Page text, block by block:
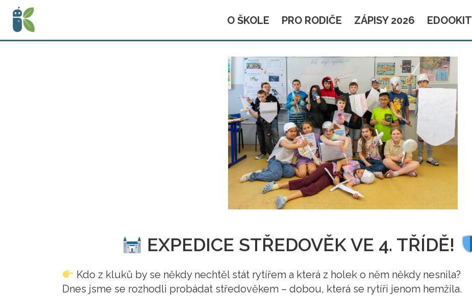
O ŠKOLE PRO RODIČE ZÁPISY 2026 EDOOKIT
EXPEDICE STŘEDOVĚK VE 4. TŘÍDĚ!
Kdo z kluků by se někdy nechtěl stát rytířem a která z holek o něm někdy nesnila?
Dnes jsme se rozhodli probádat středověkem – dobou, která se rytíři jenom hemžila.